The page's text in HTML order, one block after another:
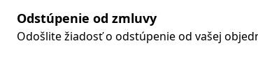
Odstúpenie od zmluvy
Odošlite žiadosť o odstúpenie od vašej